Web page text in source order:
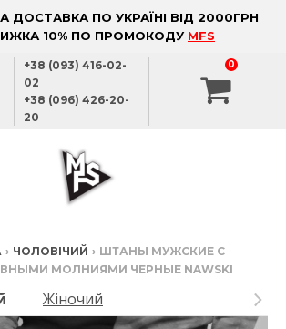
ДОСТАВКА ПО УКРАЇНІ ВІД 2000ГРН
10% ПО ПРОМОКОДУ MFS
+38 (093) 416-02-
02
+38 (096) 426-20-
20
0
› ЧОЛОВІЧИЙ › ШТАНЫ МУЖСКИЕ С
МОЛНИЯМИ ЧЕРНЫЕ NAWSKI
Жіночий